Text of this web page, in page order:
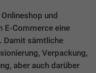
und
E-Commerce eine
Damit sämtliche
Verpackung,
aber auch darüber